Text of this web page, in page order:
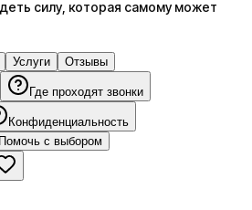
силу, которая самому может
Услуги Отзывы
Где проходят звонки
Конфиденциальность
Помочь с выбором